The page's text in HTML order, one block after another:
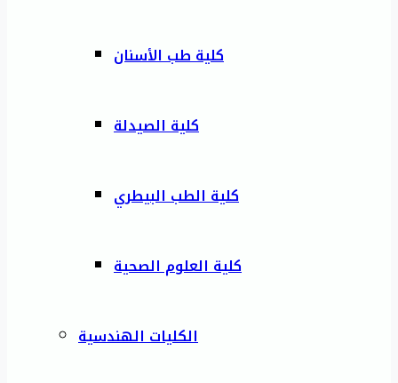
كلية طب الأسنان
كلية الصيدلة
كلية الطب البيطري
كلية العلوم الصحية
الكليات الهندسية